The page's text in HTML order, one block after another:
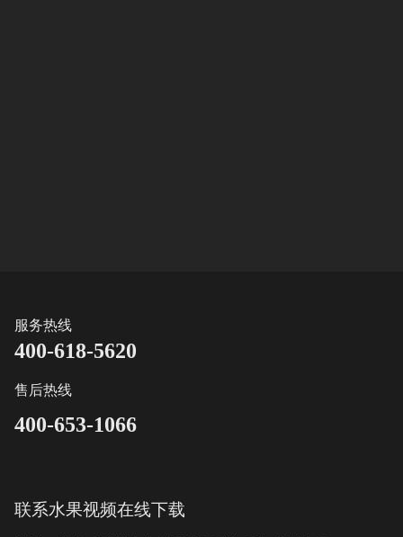
服务热线
400-618-5620
售后热线
400-653-1066
联系水果视频在线下载